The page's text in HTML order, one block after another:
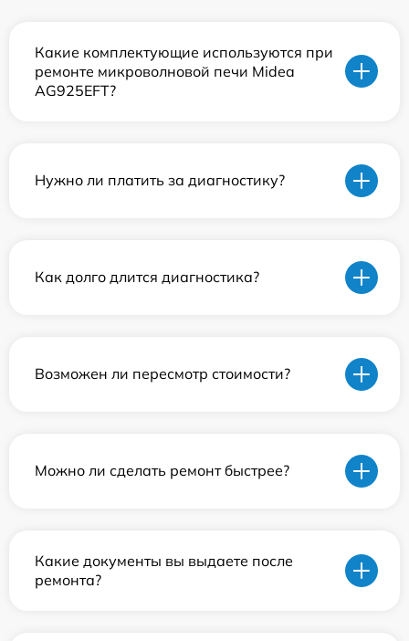
Какие комплектующие используются при
ремонте микроволновой печи Midea
AG925EFT?
Нужно ли платить за диагностику?
Как долго длится диагностика?
Возможен ли пересмотр стоимости?
Можно ли сделать ремонт быстрее?
Какие документы вы выдаете после
ремонта?